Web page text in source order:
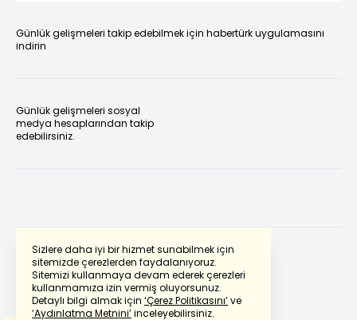
Sizlere daha iyi bir hizmet sunabilmek için
sitemizde çerezlerden faydalanıyoruz.
Sitemizi kullanmaya devam ederek çerezleri
kullanmamıza izin vermiş oluyorsunuz.
Detaylı bilgi almak için ‘Çerez Politikasını’ve
‘Aydınlatma Metnini’inceleyebilirsiniz.
Günlük gelişmeleri takip edebilmek için habertürk uygulamasını
indirin
Günlük gelişmeleri sosyal
medya hesaplarından takip
edebilirsiniz.
Powered by Translate